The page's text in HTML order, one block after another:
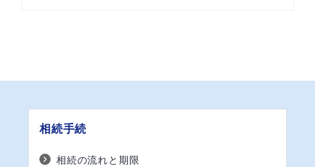
相続手続
相続の流れと期限